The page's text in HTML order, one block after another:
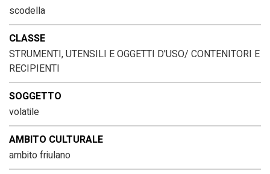
scodella
CLASSE
STRUMENTI, UTENSILI E OGGETTI D'USO/ CONTENITORI E
RECIPIENTI
SOGGETTO
volatile
AMBITO CULTURALE
ambito friulano